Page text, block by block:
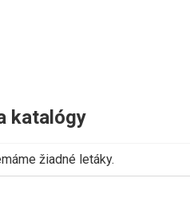
katalógy
žiadné letáky.